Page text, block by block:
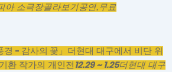
아 소극장골라보기공연,무료
- 감사의 꽃」
더현대 대구에서 비단 위
환 작가의 개인전 12.29 ~ 1.25더현대 대구